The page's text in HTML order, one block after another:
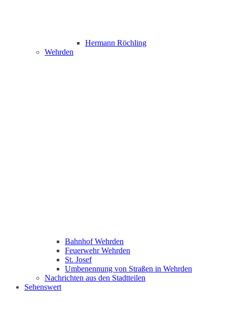
Hermann Röchling
Wehrden
Bahnhof Wehrden
Feuerwehr Wehrden
St. Josef
Umbenennung von Straßen in Wehrden
Nachrichten aus den Stadtteilen
Sehenswert